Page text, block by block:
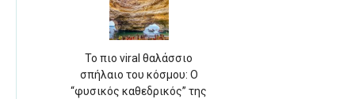
Το πιο viral θαλάσσιο
σπήλαιο του κόσμου: Ο
“φυσικός καθεδρικός” της